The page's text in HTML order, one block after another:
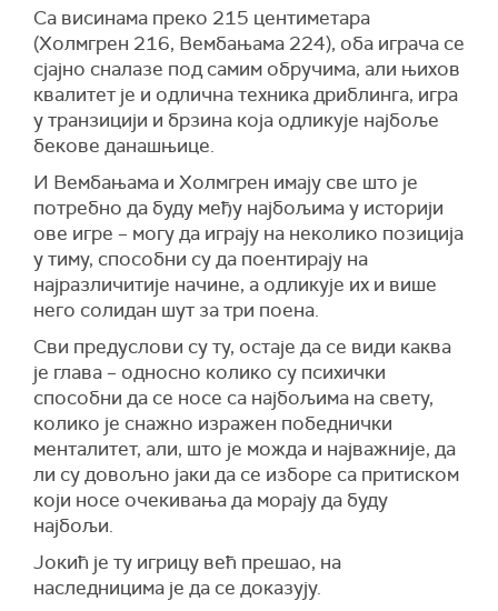
Са висинама преко 215 центиметара
(Холмгрен 216, Вембањама 224), оба играча се
сјајно сналазе под самим обручима, али њихов
квалитет је и одлична техника дриблинга, игра
у транзицији и брзина која одликује најбоље
бекове данашњице.
И Вембањама и Холмгрен имају све што је
потребно да буду међу најбољима у историји
ове игре – могу да играју на неколико позиција
у тиму, способни су да поентирају на
најразличитије начине, а одликује их и више
него солидан шут за три поена.
Сви предуслови су ту, остаје да се види каква
је глава – односно колико су психички
способни да се носе са најбољима на свету,
колико је снажно изражен победнички
менталитет, али, што је можда и најважније, да
ли су довољно јаки да се изборе са притиском
који носе очекивања да морају да буду
најбољи.
Јокић је ту игрицу већ прешао, на
наследницима је да се доказују.